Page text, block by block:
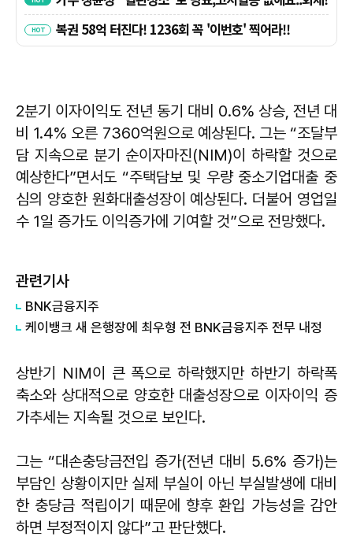
2분기 이자이익도 전년 동기 대비 0.6% 상승, 전년 대
비 1.4% 오른 7360억원으로 예상된다. 그는 “조달부
담 지속으로 분기 순이자마진(NIM)이 하락할 것으로
예상한다”면서도 “주택담보 및 우량 중소기업대출 중
심의 양호한 원화대출성장이 예상된다. 더불어 영업일
수 1일 증가도 이익증가에 기여할 것”으로 전망했다.
관련기사
BNK금융지주
케이뱅크 새 은행장에 최우형 전 BNK금융지주 전무 내정
상반기 NIM이 큰 폭으로 하락했지만 하반기 하락폭
축소와 상대적으로 양호한 대출성장으로 이자이익 증
가추세는 지속될 것으로 보인다.
그는 “대손충당금전입 증가(전년 대비 5.6% 증가)는
부담인 상황이지만 실제 부실이 아닌 부실발생에 대비
한 충당금 적립이기 때문에 향후 환입 가능성을 감안
하면 부정적이지 않다”고 판단했다.